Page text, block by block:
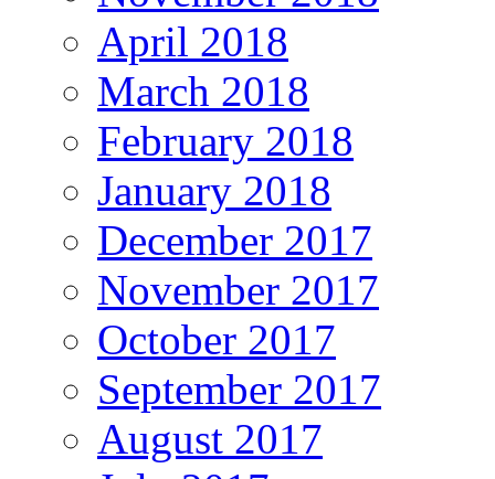
April 2018
March 2018
February 2018
January 2018
December 2017
November 2017
October 2017
September 2017
August 2017